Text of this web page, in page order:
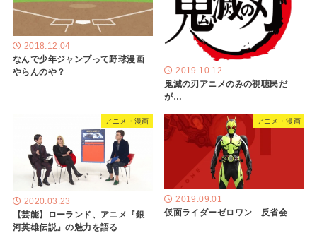
2018.12.04
なんで少年ジャンプって野球漫画
やらんのや？
2019.10.12
鬼滅の刃アニメのみの視聴民だ
が…
アニメ・漫画
2020.03.23
【芸能】ローランド、アニメ『銀
河英雄伝説』の魅力を語る
アニメ・漫画
2019.09.01
仮面ライダーゼロワン 反省会